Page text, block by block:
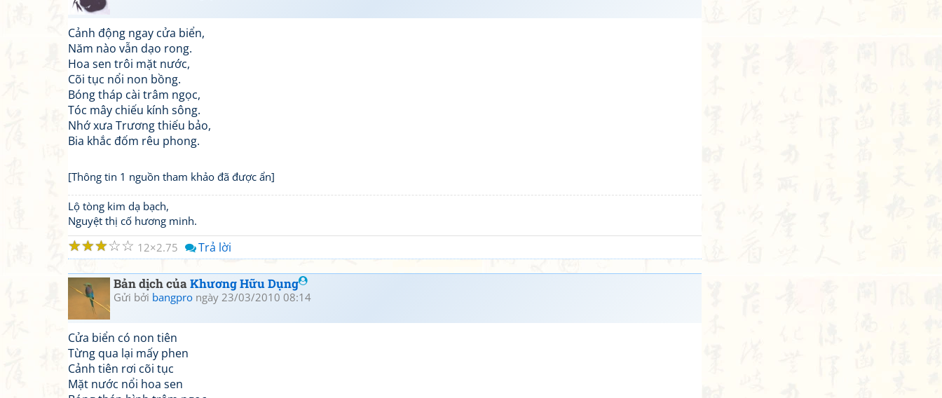
Cảnh động ngay cửa biển,
Năm nào vẫn dạo rong.
Hoa sen trôi mặt nước,
Cõi tục nổi non bồng.
Bóng tháp cài trâm ngọc,
Tóc mây chiếu kính sông.
Nhớ xưa Trương thiếu bảo,
Bia khắc đốm rêu phong.
[Thông tin 1 nguồn tham khảo đã được ẩn]
Lộ tòng kim dạ bạch,
Nguyệt thị cố hương minh.
☆
☆
☆
☆
☆ 12 2.75 Trả lời
Bản dịch củaKhương Hữu Dụng
Gửi bởi bangpro ngày 23/03/2010 08:14
Cửa biển có non tiên
Từng qua lại mấy phen
Cảnh tiên rơi cõi tục
Mặt nước nổi hoa sen